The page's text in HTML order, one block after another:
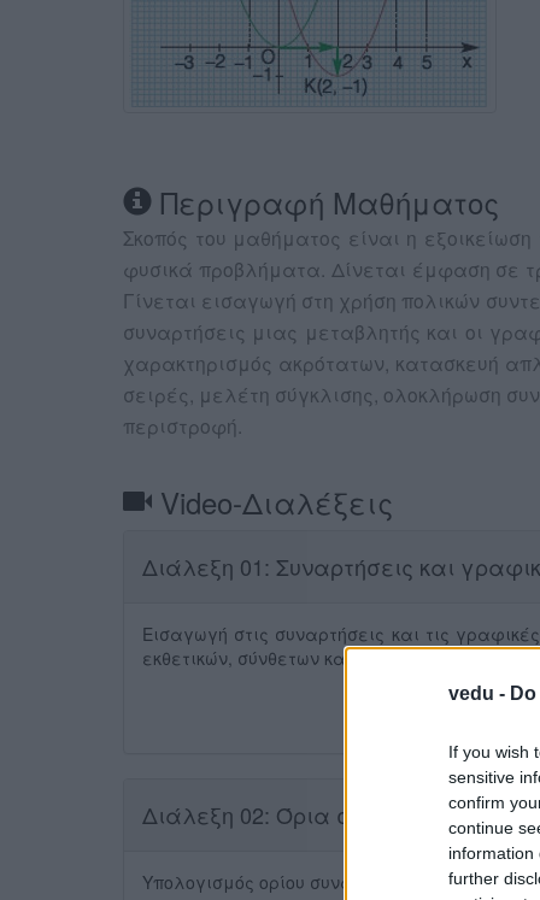
vedu -
If you wish
sensitive
confirm
continue
information
further
Περιγραφή Μαθήματος
Σκοπός του μαθήματος είναι η
φυσικά προβλήματα. Δίνεται έμφαση σε
Γίνεται εισαγωγή στη χρήση πολικών
συναρτήσεις μιας μεταβλητής και οι
χαρακτηρισμός ακρότατων, κατασκευή
σειρές, μελέτη σύγκλισης, ολοκλήρωση
περιστροφή.
Video-Διαλέξεις
Διάλεξη 01: Συναρτήσεις και
Εισαγωγή στις συναρτήσεις και τις
εκθετικών, σύνθετων και πεπλεγμένων
Διάλεξη 02: Όρια συναρτήσεων
Υπολογισμός ορίου συναρτήσεως που τείνει